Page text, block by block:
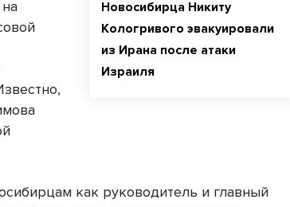
Новосибирца Никиту
Кологривого эвакуировали
из Ирана после атаки
Израиля
как руководитель и главный